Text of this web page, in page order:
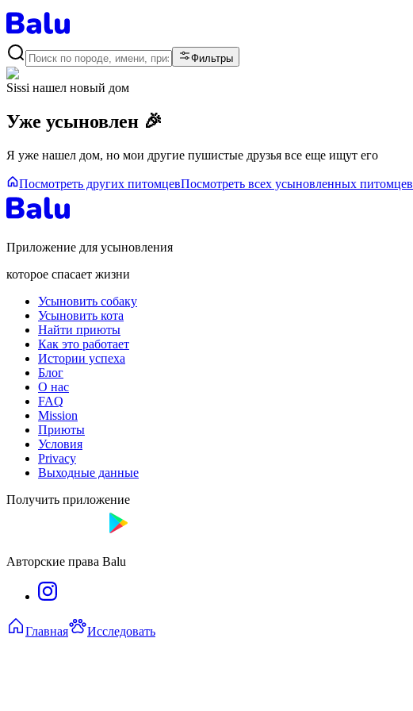
Фильтры
Sissi нашел новый дом
Уже усыновлен 🎉
Я уже нашел дом, но мои другие пушистые друзья все еще ищут его
Посмотреть других питомцевПосмотреть всех усыновленных питомцев
Приложение для усыновления
которое спасает жизни
Усыновить собаку
Усыновить кота
Найти приюты
Как это работает
Истории успеха
Блог
О нас
FAQ
Mission
Приюты
Условия
Privacy
Выходные данные
Получить приложение
Авторские права Balu
Главная Исследовать